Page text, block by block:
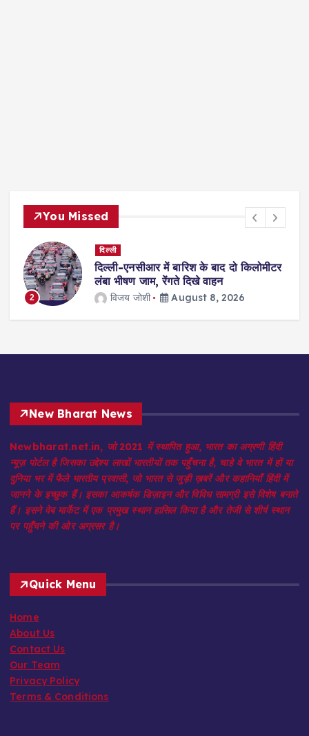
You Missed
2
दिल्ली
दिल्ली-एनसीआर में बारिश के बाद दो किलोमीटर
लंबा भीषण जाम, रेंगते दिखे वाहन
विजय जोशी August 8, 2026
New Bharat News
Newbharat.net.in, जो 2021 में स्थापित हुआ, भारत का अग्रणी हिंदी
न्यूज़ पोर्टल है जिसका उद्देश्य लाखों भारतीयों तक पहुँचना है, चाहे वे भारत में हों या
दुनिया भर में फैले भारतीय प्रवासी, जो भारत से जुड़ी ख़बरें और कहानियाँ हिंदी में
जानने के इच्छुक हैं। इसका आकर्षक डिज़ाइन और विविध सामग्री इसे विशेष बनाते
हैं। इसने वेब मार्केट में एक प्रमुख स्थान हासिल किया है और तेजी से शीर्ष स्थान
पर पहुँचने की ओर अग्रसर है।
Quick Menu
Home
About Us
Contact Us
Our Team
Privacy Policy
Terms & Conditions